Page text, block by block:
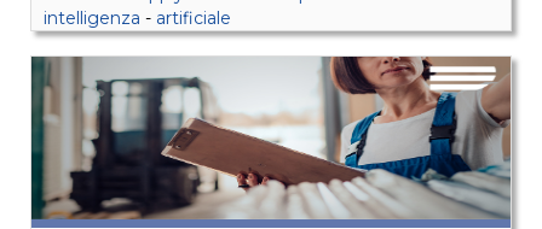
intelligenza - artificiale